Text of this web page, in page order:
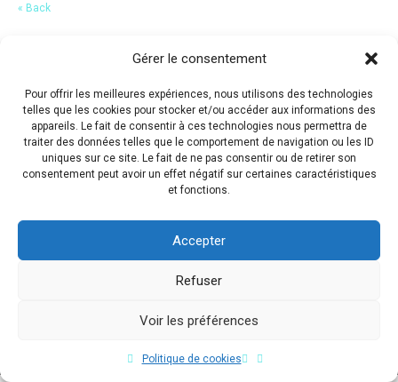
Gérer le consentement
Pour offrir les meilleures expériences, nous utilisons des technologies
telles que les cookies pour stocker et/ou accéder aux informations des
appareils. Le fait de consentir à ces technologies nous permettra de
traiter des données telles que le comportement de navigation ou les ID
uniques sur ce site. Le fait de ne pas consentir ou de retirer son
consentement peut avoir un effet négatif sur certaines caractéristiques
et fonctions.
Accepter
Refuser
Voir les préférences
Politique de cookies
« Back
Copyright © 2017 Flavio Da Costa. All Rights Reserved.